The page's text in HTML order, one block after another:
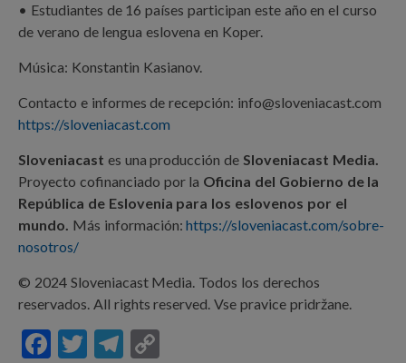
• Estudiantes de 16 países participan este año en el curso
de verano de lengua eslovena en Koper.
Música: Konstantin Kasianov.
Contacto e informes de recepción: info@sloveniacast.com
https://sloveniacast.com
Sloveniacast es una producción de Sloveniacast Media.
Proyecto cofinanciado por la Oficina del Gobierno de la
República de Eslovenia para los eslovenos por el
mundo. Más información:https://sloveniacast.com/sobre-
nosotros/
© 2024 Sloveniacast Media. Todos los derechos
reservados. All rights reserved. Vse pravice pridržane.
F
T
T